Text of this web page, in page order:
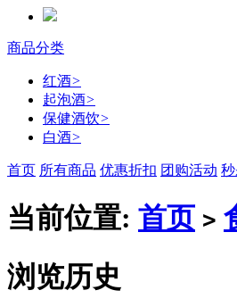
商品分类
红酒>
起泡酒>
保健酒饮>
白酒>
首页 所有商品 优惠折扣 团购活动
当前位置: 首页 >
浏览历史